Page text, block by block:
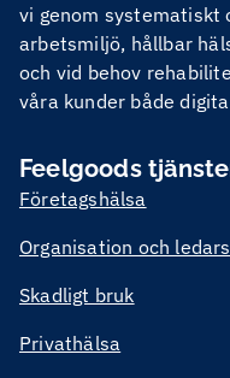
vi genom systematiskt
arbetsmiljö, hållbar
och vid behov
våra kunder både
Feelgoods
Företagshälsa
Organisation och
Skadligt bruk
Privathälsa